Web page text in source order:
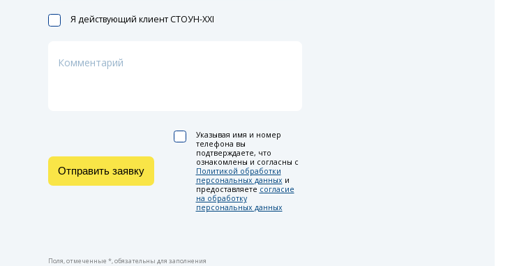
Я действующий клиент СТОУН-XXI
Комментарий
Отправить заявку
Указывая имя и номер
телефона вы
подтверждаете, что
ознакомлены и согласны с
Политикой обработки
персональных данных и
предоставляете согласие
на обработку
персональных данных
Поля, отмеченные *, обязательны для заполнения